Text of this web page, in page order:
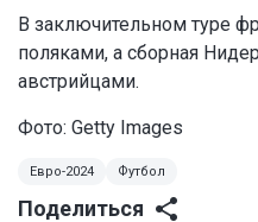
В заключительном туре
поляками, а сборная
австрийцами.
Фото: Getty Images
Евро-2024 Футбол
Поделиться